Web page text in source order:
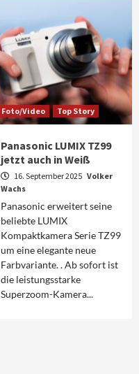
Foto/Video Top Story
Panasonic LUMIX TZ99
jetzt auch in Weiß
16. September 2025 Volker
Wachs
Panasonic erweitert seine
beliebte LUMIX
Kompaktkamera Serie TZ99
um eine elegante neue
Farbvariante. . Ab sofort ist
die leistungsstarke
Superzoom-Kamera...